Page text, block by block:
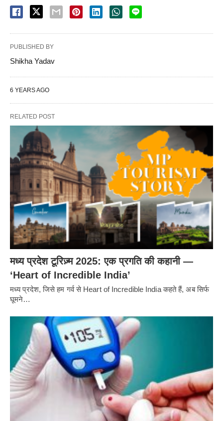
PUBLISHED BY
Shikha Yadav
6 YEARS AGO
RELATED POST
मध्य प्रदेश टूरिज़्म 2025: एक प्रगति की कहानी —
‘Heart of Incredible India’
मध्य प्रदेश, जिसे हम गर्व से Heart of Incredible India कहते हैं, अब सिर्फ
घूमने…